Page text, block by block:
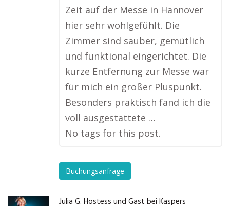
Zeit auf der Messe in Hannover
hier sehr wohlgefühlt. Die
Zimmer sind sauber, gemütlich
und funktional eingerichtet. Die
kurze Entfernung zur Messe war
für mich ein großer Pluspunkt.
Besonders praktisch fand ich die
voll ausgestattete …
No tags for this post.
Buchungsanfrage
Julia G. Hostess und Gast bei Kaspers